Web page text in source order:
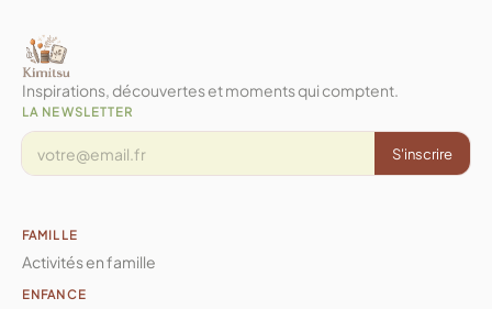
Inspirations, découvertes et moments qui comptent.
LA NEWSLETTER
S'inscrire
FAMILLE
Activités en famille
ENFANCE